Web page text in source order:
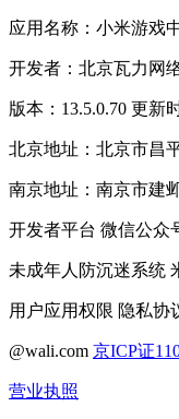
应用名称：小米游戏
开发者：北京瓦力网
版本：13.5.0.70 更新
北京地址：北京市昌
南京地址：南京市建
开发者平台 微信公众
未成年人防沉迷系统
用户应用权限 隐私协
@wali.com 京ICP证
营业执照